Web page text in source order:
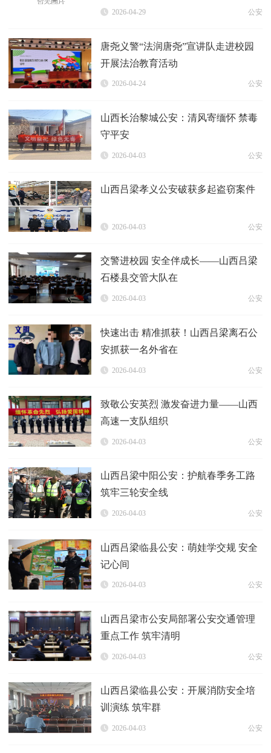
2026-04-29 公安
唐尧义警“法润唐尧”宣讲队走进校园
开展法治教育活动
2026-04-24 公安
山西长治黎城公安：清风寄缅怀 禁毒
守平安
2026-04-03 公安
山西吕梁孝义公安破获多起盗窃案件
2026-04-03 公安
交警进校园 安全伴成长——山西吕梁
石楼县交管大队在
2026-04-03 公安
快速出击 精准抓获！山西吕梁离石公
安抓获一名外省在
2026-04-03 公安
致敬公安英烈 激发奋进力量——山西
高速一支队组织
2026-04-03 公安
山西吕梁中阳公安：护航春季务工路
筑牢三轮安全线
2026-04-03 公安
山西吕梁临县公安：萌娃学交规 安全
记心间
2026-04-03 公安
山西吕梁市公安局部署公安交通管理
重点工作 筑牢清明
2026-04-03 公安
山西吕梁临县公安：开展消防安全培
训演练 筑牢群
2026-04-03 公安